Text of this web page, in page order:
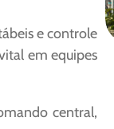
e controle
em equipes
central,